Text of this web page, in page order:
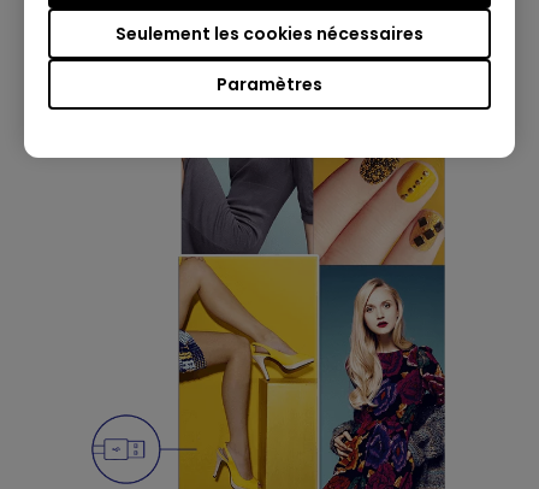
Paramètres
Seulement les cookies nécessaires